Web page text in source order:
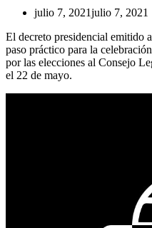
julio 7, 2021julio 7, 2021
El decreto presidencial emitido
paso práctico para la
por las elecciones al Consejo
el 22 de mayo.